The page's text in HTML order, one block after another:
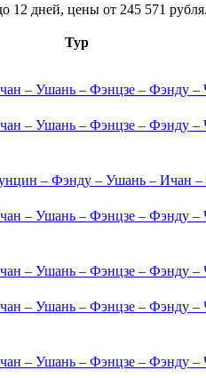
12 дней, цены от 245 571
Тур
– Ушань – Фэнцзе – Фэнду
– Ушань – Фэнцзе – Фэнду
– Фэнду – Ушань – Ичан
– Ушань – Фэнцзе – Фэнду
– Ушань – Фэнцзе – Фэнду
– Ушань – Фэнцзе – Фэнду
– Ушань – Фэнцзе – Фэнду